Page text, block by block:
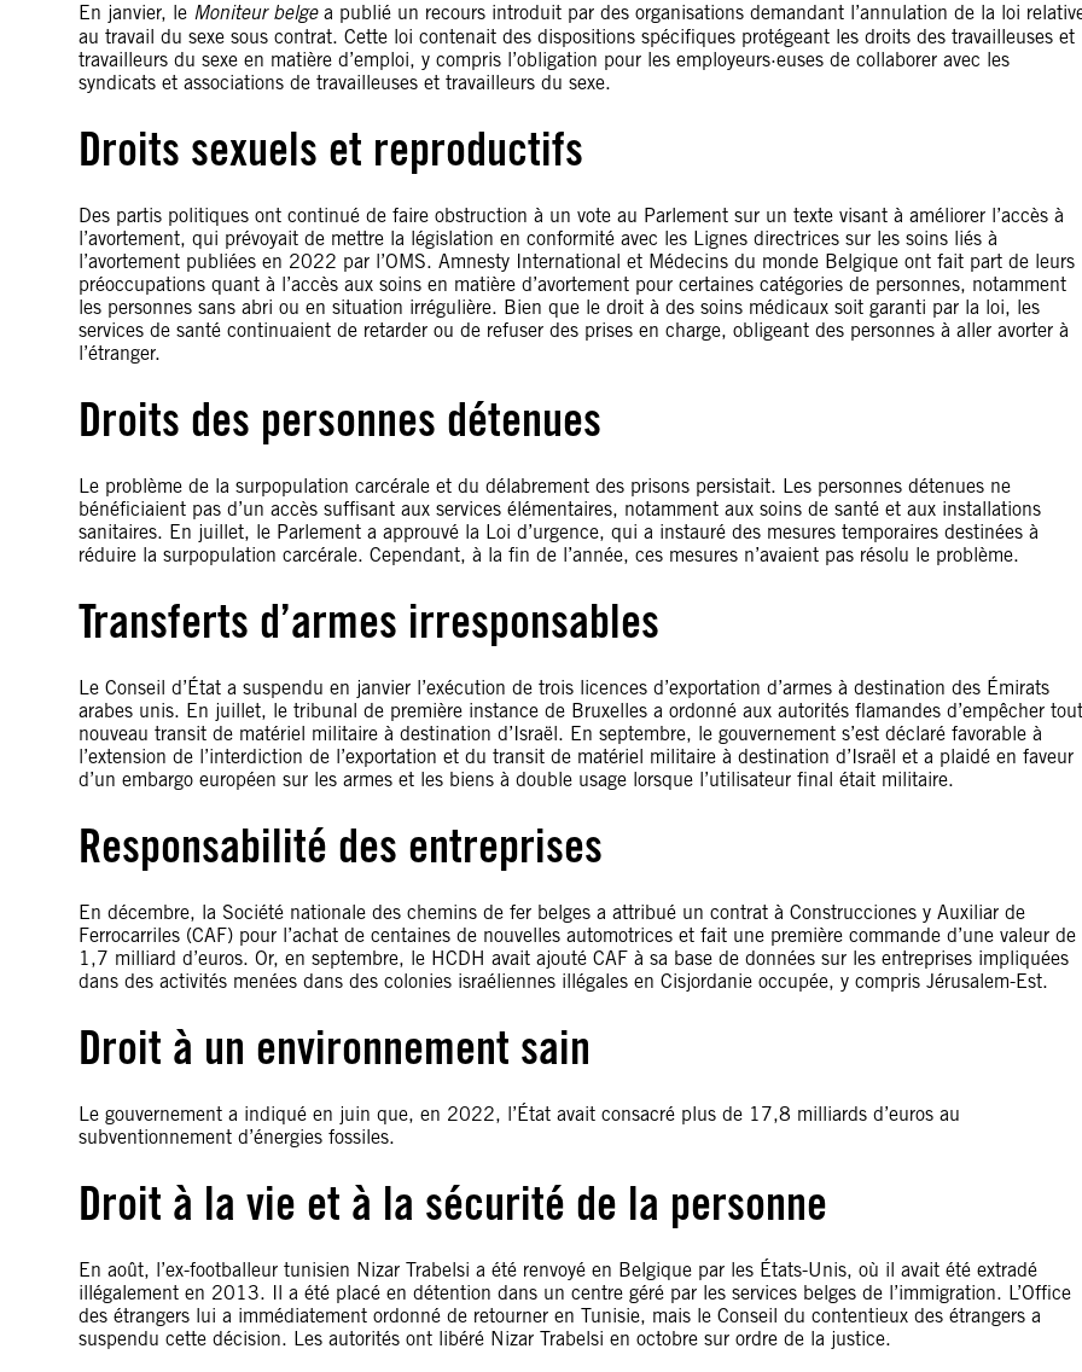
En janvier, le Moniteur belgea publié un recours introduit par des organisations demandant l’annulation de la loi
au travail du sexe sous contrat. Cette loi contenait des dispositions spécifiques protégeant les droits des travailleuses et
travailleurs du sexe en matière d’emploi, y compris l’obligation pour les employeurs·euses de collaborer avec les
syndicats et associations de travailleuses et travailleurs du sexe.
Droits sexuels et reproductifs
Des partis politiques ont continué de faire obstruction à un vote au Parlement sur un texte visant à améliorer l’accès à
l’avortement, qui prévoyait de mettre la législation en conformité avec les Lignes directrices sur les soins liés à
l’avortement publiées en 2022 par l’OMS. Amnesty International et Médecins du monde Belgique ont fait part de leurs
préoccupations quant à l’accès aux soins en matière d’avortement pour certaines catégories de personnes, notamment
les personnes sans abri ou en situation irrégulière. Bien que le droit à des soins médicaux soit garanti par la loi, les
services de santé continuaient de retarder ou de refuser des prises en charge, obligeant des personnes à aller avorter à
l’étranger.
Droits des personnes détenues
Le problème de la surpopulation carcérale et du délabrement des prisons persistait. Les personnes détenues ne
bénéficiaient pas d’un accès suffisant aux services élémentaires, notamment aux soins de santé et aux installations
sanitaires. En juillet, le Parlement a approuvé la Loi d’urgence, qui a instauré des mesures temporaires destinées à
réduire la surpopulation carcérale. Cependant, à la fin de l’année, ces mesures n’avaient pas résolu le problème.
Transferts d’armes irresponsables
Le Conseil d’État a suspendu en janvier l’exécution de trois licences d’exportation d’armes à destination des Émirats
arabes unis. En juillet, le tribunal de première instance de Bruxelles a ordonné aux autorités flamandes d’empêcher tout
nouveau transit de matériel militaire à destination d’Israël. En septembre, le gouvernement s’est déclaré favorable à
l’extension de l’interdiction de l’exportation et du transit de matériel militaire à destination d’Israël et a plaidé en faveur
d’un embargo européen sur les armes et les biens à double usage lorsque l’utilisateur final était militaire.
Responsabilité des entreprises
En décembre, la Société nationale des chemins de fer belges a attribué un contrat à Construcciones y Auxiliar de
Ferrocarriles (CAF) pour l’achat de centaines de nouvelles automotrices et fait une première commande d’une valeur de
1,7 milliard d’euros. Or, en septembre, le HCDH avait ajouté CAF à sa base de données sur les entreprises impliquées
dans des activités menées dans des colonies israéliennes illégales en Cisjordanie occupée, y compris Jérusalem-Est.
Droit à un environnement sain
Le gouvernement a indiqué en juin que, en 2022, l’État avait consacré plus de 17,8 milliards d’euros au
subventionnement d’énergies fossiles.
Droit à la vie et à la sécurité de la personne
En août, l’ex-footballeur tunisien Nizar Trabelsi a été renvoyé en Belgique par les États-Unis, où il avait été extradé
illégalement en 2013. Il a été placé en détention dans un centre géré par les services belges de l’immigration. L’Office
des étrangers lui a immédiatement ordonné de retourner en Tunisie, mais le Conseil du contentieux des étrangers a
suspendu cette décision. Les autorités ont libéré Nizar Trabelsi en octobre sur ordre de la justice.